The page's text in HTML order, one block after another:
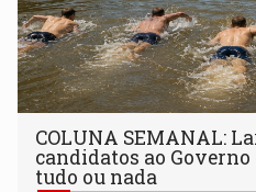
COLUNA SEMANAL:
candidatos ao
tudo ou nada